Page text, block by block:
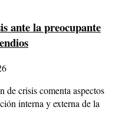
ante la preocupante
de crisis comenta aspectos
interna y externa de la